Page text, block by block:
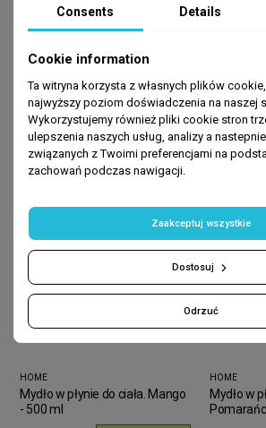
BEST SELLERS
-80%
HOME
Mydło w płynie do ciała. Mango
- 500 ml
HOME
Mydło w
Consents Details
Cookie information
Ta witryna korzysta z własnych plików
najwyższy poziom doświadczenia na naszej
Wykorzystujemy również pliki cookie stron
ulepszenia naszych usług, analizy a
związanych z Twoimi preferencjami na
zachowań podczas nawigacji.
Odrzuć
Dostosuj
Zaakceptuj wszystkie